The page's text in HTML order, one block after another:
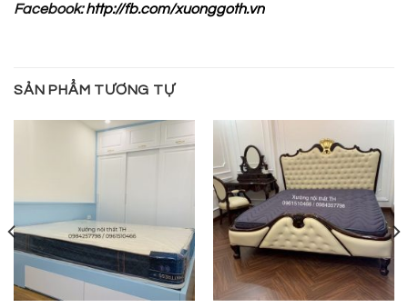
Facebook:http://fb.com/xuonggoth.vn
SẢN PHẨM TƯƠNG TỰ